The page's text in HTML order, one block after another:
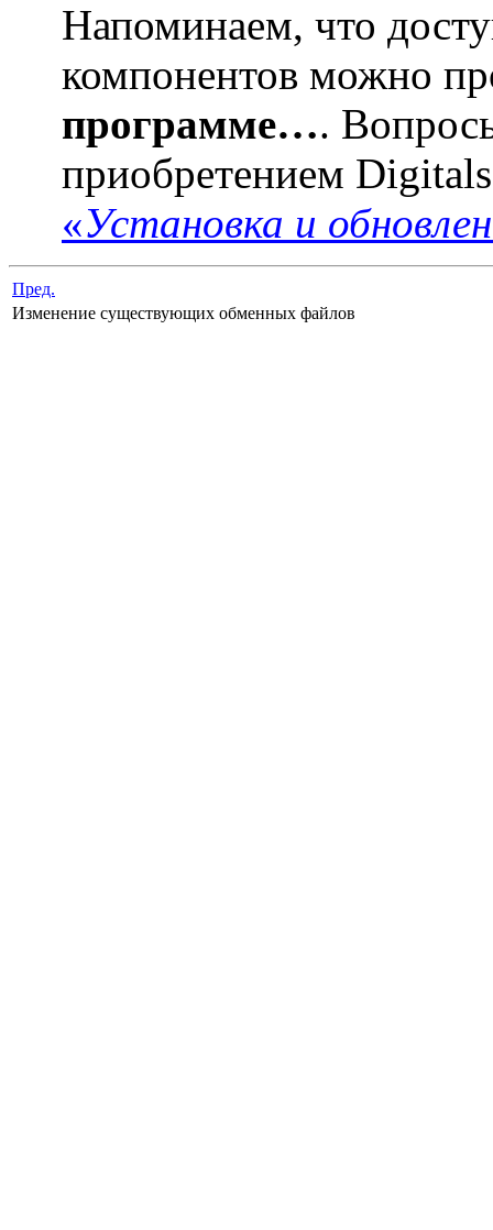
Напоминаем, что
компонентов можно
программе….
приобретением
«Установка и
Пред.
Изменение существующих обменных файлов